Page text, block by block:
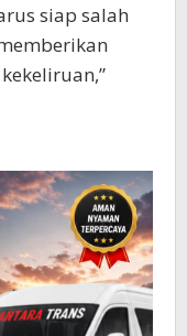
siap salah